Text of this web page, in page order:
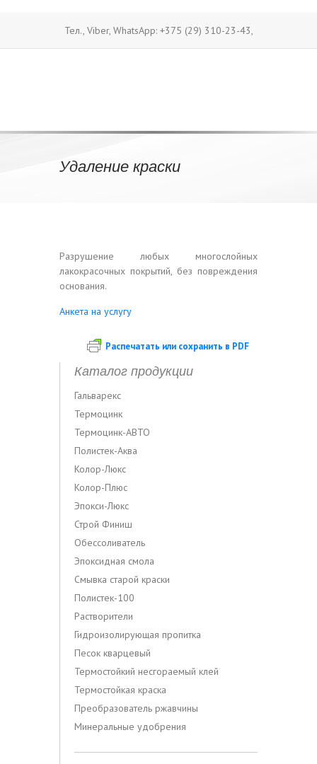
Тел., Viber, WhatsApp: +375 (29) 310-23-43,
+375 (29) 687-87-91 | Тел.: +375 (17) 350-
Удаление краски
Разрушение любых многослойных
лакокрасочных покрытий, без повреждения
основания.
Анкета на услугу
Распечатать или сохранить в PDF
Каталог продукции
Гальварекс
Термоцинк
Термоцинк-АВТО
Полистек-Аква
Колор-Люкс
Колор-Плюс
Эпокси-Люкс
Строй Финиш
Обессоливатель
Эпоксидная смола
Смывка старой краски
Полистек-100
Растворители
Гидроизолирующая пропитка
Песок кварцевый
Термостойкий несгораемый клей
Термостойкая краска
Преобразователь ржавчины
Минеральные удобрения